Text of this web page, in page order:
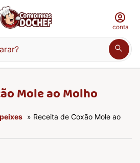
conta
Mole ao Molho
» Receita de Coxão Mole ao